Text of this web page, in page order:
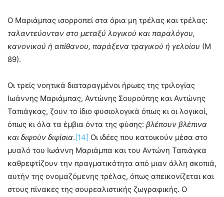
Ο Μαριάμπας ισορροπεί στα όρια μη τρέλας και τρέλας:
ταλαντεύονταν στο μεταξύ λογικού και παραλόγου,
κανονικού ή απίθανου, παράξενα τραγικού ή γελοίου (Μ
89).
Οι τρείς νοητικά διαταραγμένοι ήρωες της τριλογίας
Ιωάννης Μαριάμπας, Αντώνης Σουρούπης και Αντώνης
Ταπιάγκας, ζουν το ίδιο φυσιολογικά όπως κι οι λογικοί,
όπως κι όλα τα έμβια όντα της φύσης: βλέπουν βλέπινα
και διψούν διψίσια. [14] Οι ιδέες που κατοικούν μέσα στο
μυαλό του Ιωάννη Μαριάμπα και του Αντώνη Ταπιάγκα
καθρεφτίζουν την πραγματικότητα από μιαν άλλη σκοπιά,
αυτήν της ονομαζόμενης τρέλας, όπως απεικονίζεται και
στους πίνακες της σουρεαλιστικής ζωγραφικής. Ο